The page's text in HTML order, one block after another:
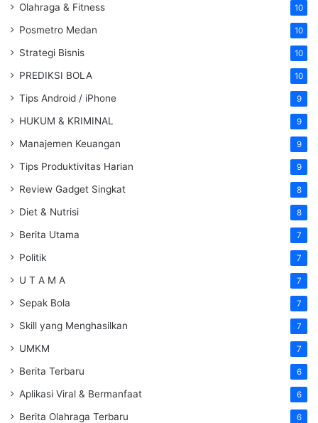
Olahraga & Fitness 10
Posmetro Medan 10
Strategi Bisnis 10
PREDIKSI BOLA 10
Tips Android / iPhone 9
HUKUM & KRIMINAL 9
Manajemen Keuangan 9
Tips Produktivitas Harian 9
Review Gadget Singkat 8
Diet & Nutrisi 8
Berita Utama 7
Politik 7
U T A M A 7
Sepak Bola 7
Skill yang Menghasilkan 7
UMKM 7
Berita Terbaru 6
Aplikasi Viral & Bermanfaat 6
Berita Olahraga Terbaru 6